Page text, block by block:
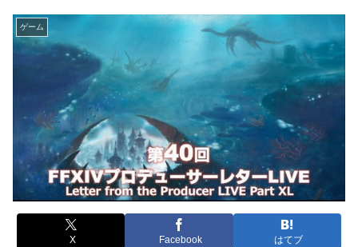
ゲーム
X Facebook はてブ